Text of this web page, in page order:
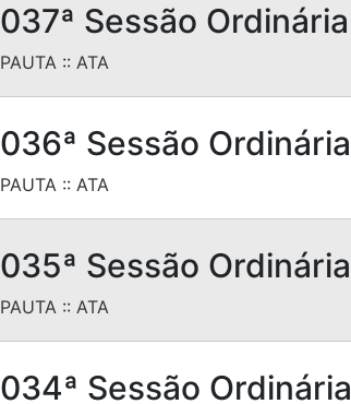
037ª Sessão Ordinária
PAUTA:: ATA
036ª Sessão Ordinária
PAUTA:: ATA
035ª Sessão Ordinária
PAUTA:: ATA
034ª Sessão Ordinária